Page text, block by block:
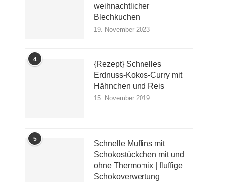
weihnachtlicher
Blechkuchen
19. November 2023
4
{Rezept} Schnelles
Erdnuss-Kokos-Curry mit
Hähnchen und Reis
15. November 2019
5
Schnelle Muffins mit
Schokostückchen mit und
ohne Thermomix | fluffige
Schokoverwertung